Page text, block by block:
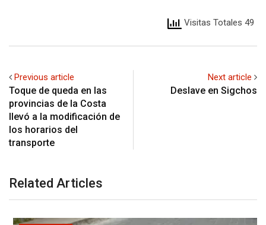
Visitas Totales 49
Previous article
Toque de queda en las
provincias de la Costa
llevó a la modificación de
los horarios del
transporte
Next article
Deslave en Sigchos
Related Articles